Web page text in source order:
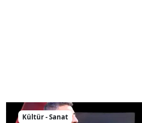
Anne Bir Mezar Taşının Peşinde
Kültür - Sanat